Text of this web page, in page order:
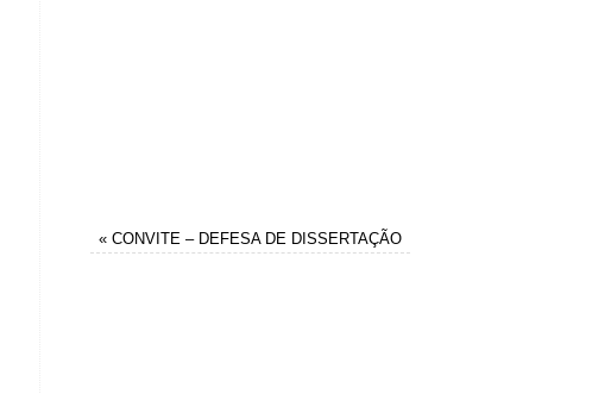
« CONVITE – DEFESA DE DISSERTAÇÃO